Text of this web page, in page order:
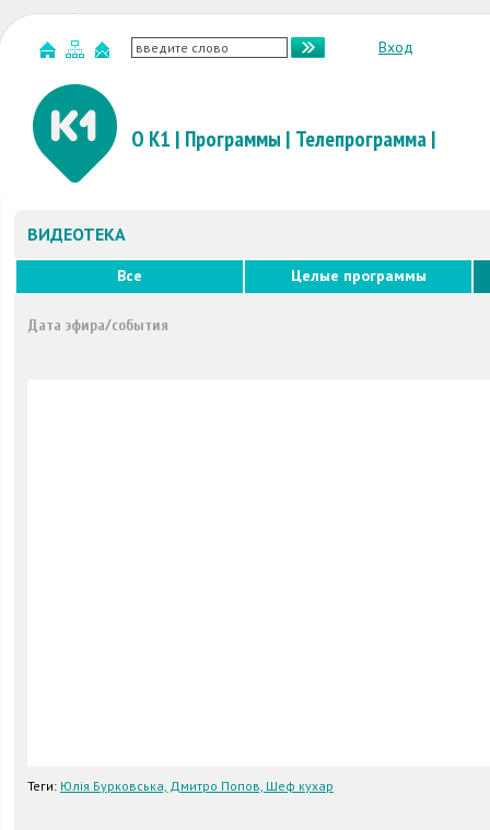
Вход
О К1 | Программы | Телепрограмма|
ВИДЕОТЕКА
Все Целые программы
Дата эфира/события
Теги: Юлія Бурковська, Дмитро Попов, Шеф кухар